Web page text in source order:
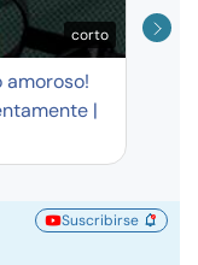
corto
amoroso!
|
Suscribirse